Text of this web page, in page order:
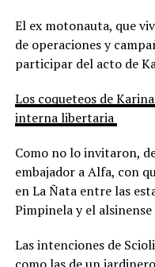
El ex motonauta, que
de operaciones y
participar del acto de
Los coqueteos de
interna libertaria
Como no lo invitaron,
embajador a Alfa, con
en La Ñata entre las
Pimpinela y el
Las intenciones de